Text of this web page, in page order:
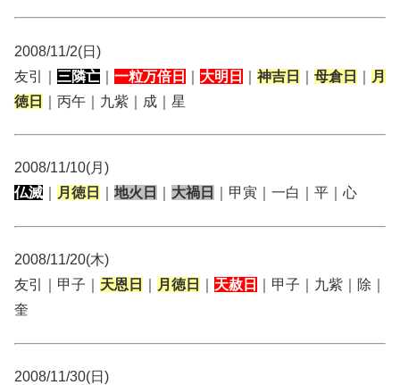
2008/11/2(日)
友引｜ 三隣亡 一粒万倍日 大明日 神吉日 母倉日
月
徳日
｜丙午｜九紫｜成｜星
2008/11/10(月)
仏滅
月徳日 地火日 大禍日 ｜甲寅｜一白｜平｜心
2008/11/20(木)
友引｜甲子｜ 天恩日 月徳日 天赦日
｜甲子｜九紫｜除｜
奎
2008/11/30(日)